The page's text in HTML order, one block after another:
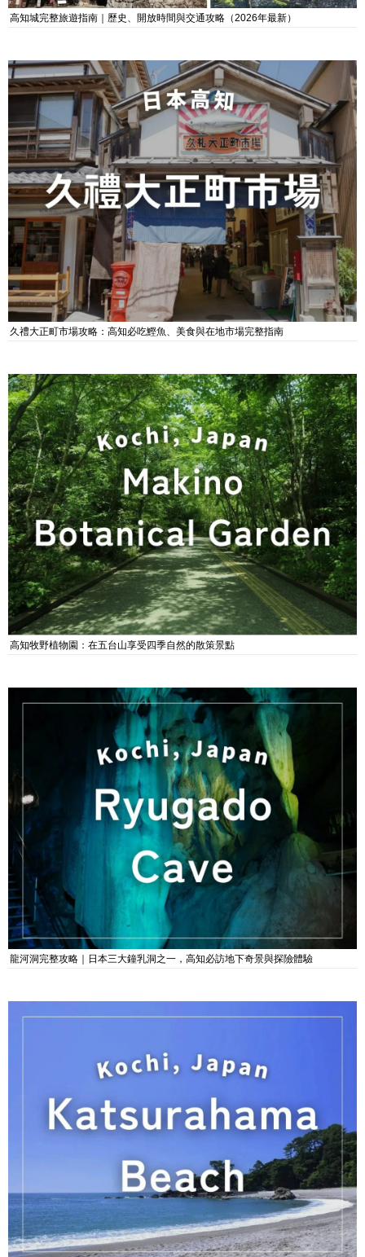
高知城完整旅遊指南｜歷史、開放時間與交通攻略（2026年最新）
久禮大正町市場攻略：高知必吃鰹魚、美食與在地市場完整指南
高知牧野植物園：在五台山享受四季自然的散策景點
龍河洞完整攻略｜日本三大鐘乳洞之一，高知必訪地下奇景與探險體驗